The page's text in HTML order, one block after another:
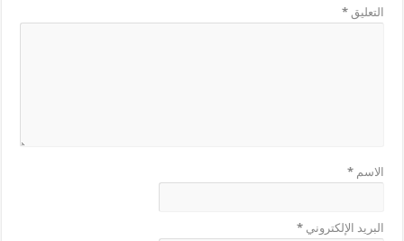
التعليق*
الاسم*
البريد الإلكتروني*